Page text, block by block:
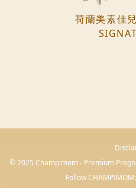
荷蘭美素佳
© 2025 Champimom - Premium
Follow CHAMPIMOM: